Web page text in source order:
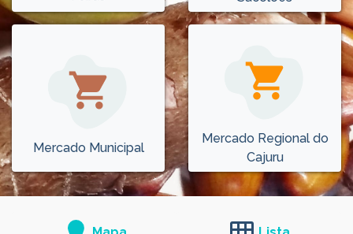
Mercado Municipal
Mercado Regional do
Cajuru